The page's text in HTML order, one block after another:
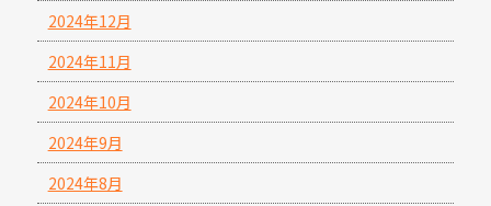
2024年12月
2024年11月
2024年10月
2024年9月
2024年8月